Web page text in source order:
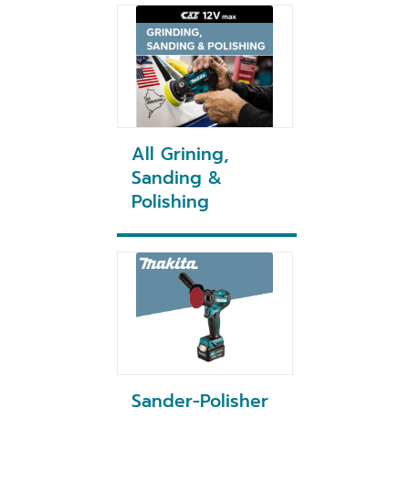
All Grining,
Sanding &
Polishing
Sander-Polisher